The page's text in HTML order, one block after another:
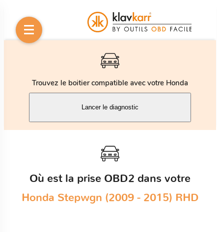
Trouvez le boitier compatible avec votre Honda
Lancer le diagnostic
Où est la prise OBD2 dans votre
Honda Stepwgn (2009 - 2015) RHD